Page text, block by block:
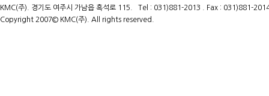
KMC(주). 경기도 여주시 가남읍 흑석로 115. Tel : 031)881-2013 . Fax : 031)881-
Copyright 2007© KMC(주). All rights reserved.